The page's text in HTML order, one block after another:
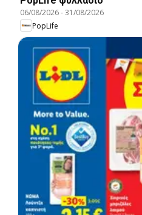
06/08/2026-31/08/2026
PopLife